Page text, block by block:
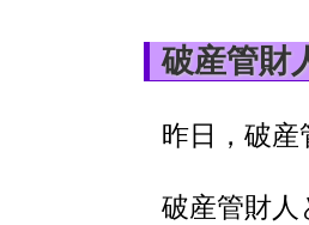
破産管財
昨日，破
破産管財